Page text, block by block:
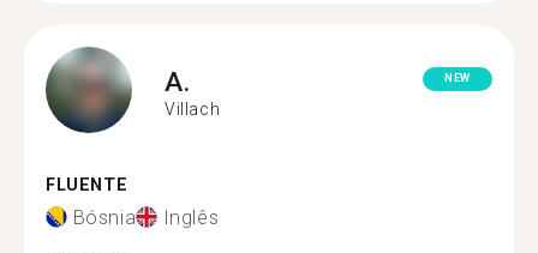
A.
Villach
NEW
FLUENTE
Bósnia Inglês